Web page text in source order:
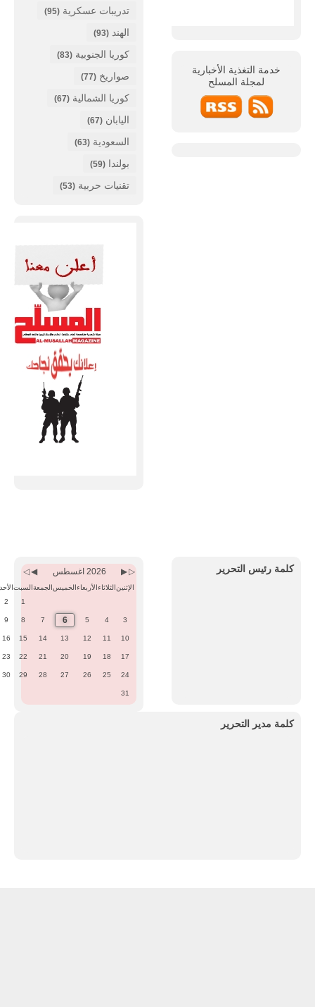
خدمة التغذية الأخبارية
لمجلة المسلح
تدريبات عسكرية (95)
الهند (93)
كوريا الجنوبية (83)
صواريخ (77)
كوريا الشمالية (67)
اليابان (67)
السعودية (63)
بولندا (59)
تقنيات حربية (53)
كلمة رئيس التحرير
Month
Year
Month2026 اغسطس
الإثنينالثلاثاءالأربعاءالخميسالجمعةالسبتالأحد
1
2
3
4
5
6
7
8
9
10
11
12
13
14
15
16
17
18
19
20
21
22
23
24
25
26
27
28
29
30
31
كلمة مدير التحرير